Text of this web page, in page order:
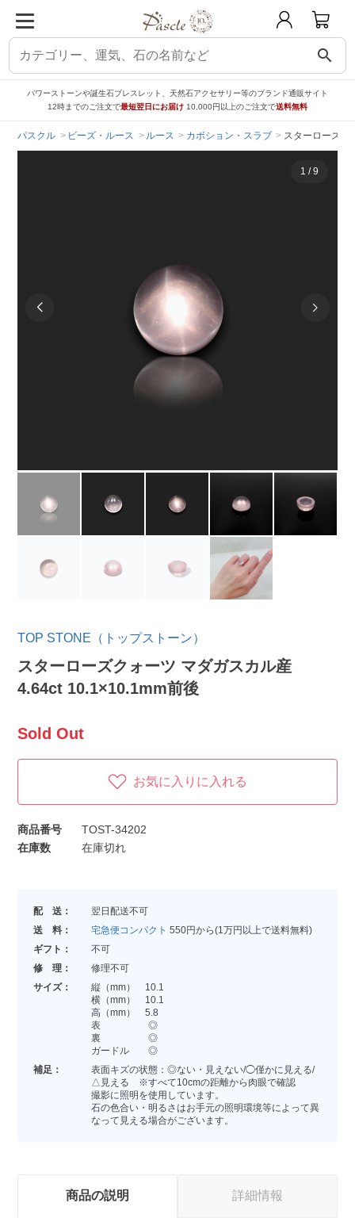
search
パワーストーンや誕生石ブレスレット、天然石アクセサリー等のブランド通販サイト
12時までのご注文で最短翌日にお届け 10,000円以上のご注文で送料無料
パスクル ビーズ・ルース ルース カボション・スラブ スターローズク
1 /9
TOP STONE（トップストーン）
スターローズクォーツ マダガスカル産
4.64ct 10.1×10.1mm前後
Sold Out
お気に入りに入れる
商品番号
TOST-34202
在庫数
在庫切れ
配 送：
翌日配送不可
送 料：
宅急便コンパクト 550円から(1万円以上で送料無料)
ギフト：
不可
修 理：
修理不可
サイズ：
縦（mm） 10.1
横（mm） 10.1
高（mm） 5.8
表 ◎
裏 ◎
ガードル ◎
補足：
表面キズの状態：◎ない・見えない/◯僅かに見える/
△見える ※すべて10cmの距離から肉眼で確認
撮影に照明を使用しています。
石の色合い・明るさはお手元の照明環境等によって異
なって見える場合がございます。
商品の説明 詳細情報